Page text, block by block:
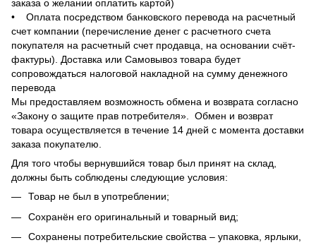
заказа о желании оплатить картой)
• Оплата посредством банковского перевода на расчетный
счет компании (перечисление денег с расчетного счета
покупателя на расчетный счет продавца, на основании счёт-
фактуры). Доставка или Самовывоз товара будет
сопровождаться налоговой накладной на сумму денежного
перевода
Мы предоставляем возможность обмена и возврата согласно
«Закону о защите прав потребителя». Обмен и возврат
товара осуществляется в течение 14 дней с момента доставки
заказа покупателю.
Для того чтобы вернувшийся товар был принят на склад,
должны быть соблюдены следующие условия:
Товар не был в употреблении;
Сохранён его оригинальный и товарный вид;
Сохранены потребительские свойства – упаковка, ярлыки,